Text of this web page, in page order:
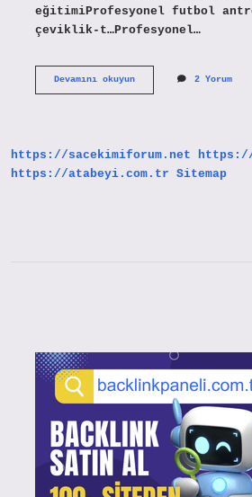
eğitimiProfesyonel futbol
çeviklik-t…Profesyonel…
Devamını okuyunT
2 Yorum
https://sacekimiforum.net
https://
https://atabeyi.com.tr Sitemap